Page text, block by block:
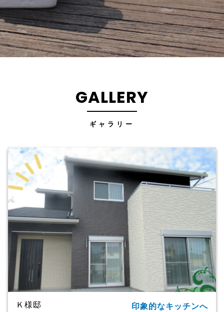
GALLERY
ギャラリー
Ｋ様邸 印象的なキッチンへ